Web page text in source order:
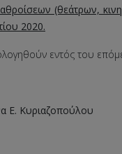
(θεάτρων,
2020.
εντός του
Ε. Κυριαζοπούλου